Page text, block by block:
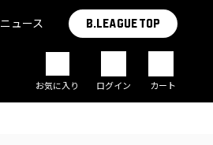
ニュース B.LEAGUE TOP
お気に入り ログイン カート